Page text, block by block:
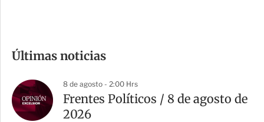
p
a
r
t
Últimas noticias
8 de agosto - 2:00 Hrs
Frentes Políticos / 8 de agosto de
2026